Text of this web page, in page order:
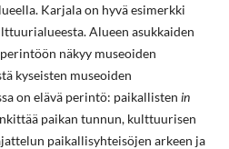
Karjala on hyvä esimerkki
Alueen asukkaiden
näkyy museoiden
kyseisten museoiden
on elävä perintö: paikallisten in
paikan tunnun, kulttuurisen
paikallisyhteisöjen arkeen ja